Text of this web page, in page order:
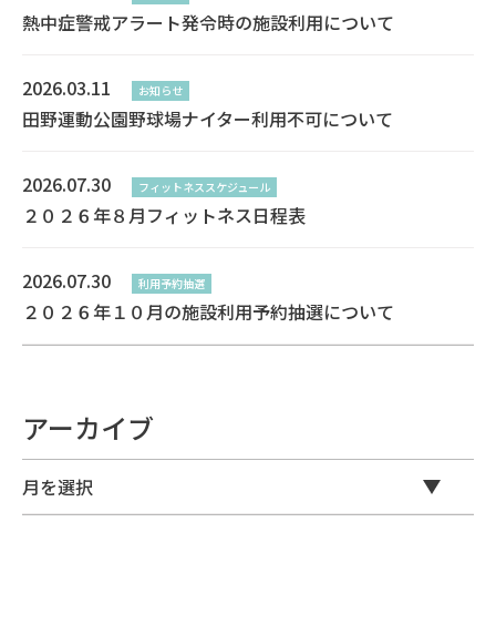
熱中症警戒アラート発令時の施設利用について
2026.03.11 お知らせ
田野運動公園野球場ナイター利用不可について
2026.07.30 フィットネススケジュール
２０２６年８月フィットネス日程表
2026.07.30 利用予約抽選
２０２６年１０月の施設利用予約抽選について
アーカイブ